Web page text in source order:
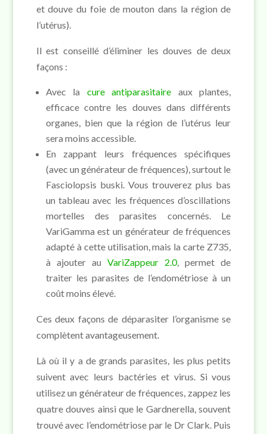
et douve du foie de mouton dans la région de
l’utérus).
Il est conseillé d’éliminer les douves de deux
façons :
Avec la cure antiparasitaire aux plantes,
efficace contre les douves dans différents
organes, bien que la région de l’utérus leur
sera moins accessible.
En zappant leurs fréquences spécifiques
(avec un générateur de fréquences), surtout le
Fasciolopsis buski. Vous trouverez plus bas
un tableau avec les fréquences d’oscillations
mortelles des parasites concernés. Le
VariGamma est un générateur de fréquences
adapté à cette utilisation, mais la carte Z735,
à ajouter au VariZappeur 2.0, permet de
traiter les parasites de l’endométriose à un
coût moins élevé.
Ces deux façons de déparasiter l’organisme se
complètent avantageusement.
Là où il y a de grands parasites, les plus petits
suivent avec leurs bactéries et virus. Si vous
utilisez un générateur de fréquences, zappez les
quatre douves ainsi que le Gardnerella, souvent
trouvé avec l’endométriose par le Dr Clark. Puis